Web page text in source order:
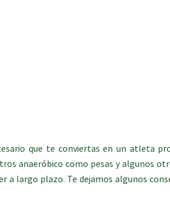
que te conviertas en un atleta
anaeróbico como pesas y algunos
a largo plazo. Te dejamos algunos